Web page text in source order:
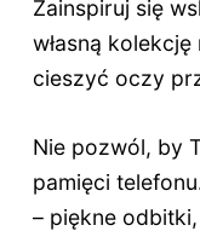
Zainspiruj się
własną
cieszyć oczy
Nie pozwól, by
pamięci
– piękne